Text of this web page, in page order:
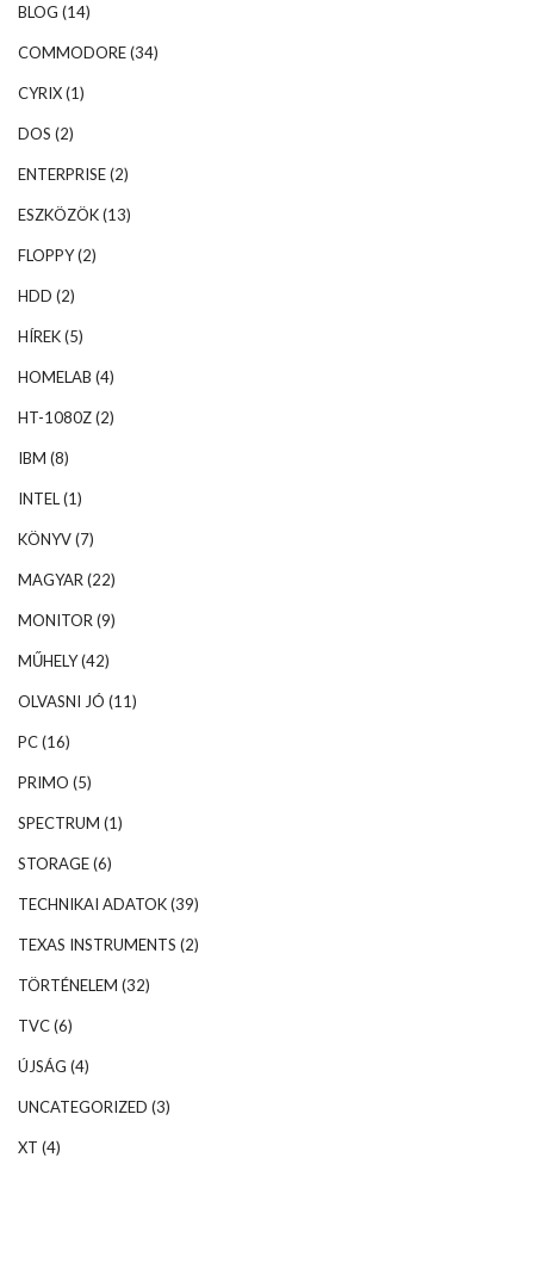
BLOG (14)
COMMODORE(34)
CYRIX(1)
DOS (2)
ENTERPRISE(2)
ESZKÖZÖK(13)
FLOPPY(2)
HDD (2)
HÍREK(5)
HOMELAB (4)
HT-1080Z(2)
IBM (8)
INTEL(1)
KÖNYV(7)
MAGYAR (22)
MONITOR (9)
MŰHELY(42)
OLVASNI JÓ (11)
PC(16)
PRIMO (5)
SPECTRUM (1)
STORAGE(6)
TECHNIKAI ADATOK(39)
TEXAS INSTRUMENTS (2)
TÖRTÉNELEM (32)
TVC(6)
ÚJSÁG (4)
UNCATEGORIZED (3)
XT (4)